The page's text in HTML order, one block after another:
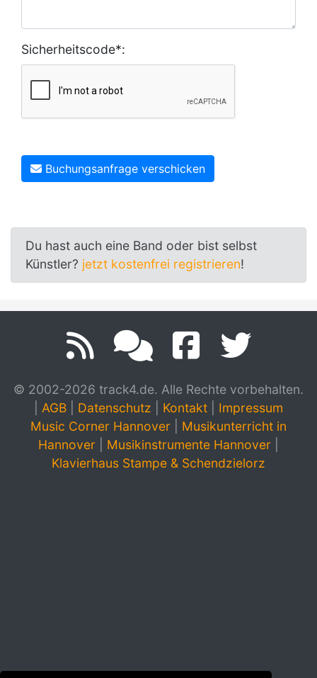
Sicherheitscode*:
Buchungsanfrage verschicken
Du hast auch eine Band oder bist selbst
Künstler? jetzt kostenfrei registrieren!
© 2002-2026 track4.de. Alle Rechte vorbehalten.
AGB Datenschutz Kontakt
Impressum
Music Corner Hannover
Musikunterricht in
Hannover
Musikinstrumente Hannover
Klavierhaus Stampe & Schendzielorz